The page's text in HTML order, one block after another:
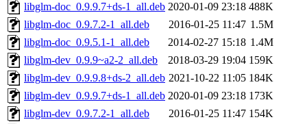
libglm-doc_0.9.9.7+ds-1_all.deb 2020-01-09 23:18 488K
libglm-doc_0.9.7.2-1_all.deb
2016-01-25 11:47 1.5M
libglm-doc_0.9.5.1-1_all.deb
2014-02-27 15:18 1.4M
libglm-dev_0.9.9~a2-2_all.deb
2018-03-29 19:04 159K
libglm-dev_0.9.9.8+ds-2_all.deb 2021-10-22 11:05 184K
libglm-dev_0.9.9.7+ds-1_all.deb 2020-01-09 23:18 173K
libglm-dev_0.9.7.2-1_all.deb
2016-01-25 11:47 154K